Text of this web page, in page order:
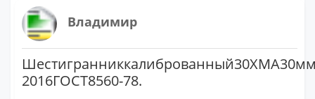
Владимир
2016ГОСТ8560-78.